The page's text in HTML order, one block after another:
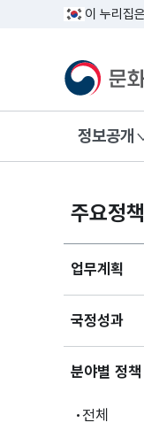
이 누리집
문화
정보공개
주요정책
업무계획
국정성과
분야별 정책
전체